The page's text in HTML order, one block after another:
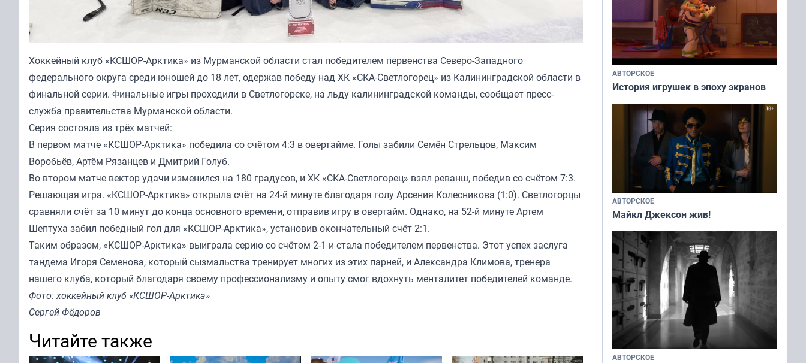
Хоккейный клуб «КСШОР-Арктика» из Мурманской области стал победителем первенства Северо-Западного
федерального округа среди юношей до 18 лет, одержав победу над ХК «СКА-Светлогорец» из Калининградской области в
финальной серии. Финальные игры проходили в Светлогорске, на льду калининградской команды, сообщает пресс-
служба правительства Мурманской области.
Серия состояла из трёх матчей:
В первом матче «КСШОР-Арктика» победила со счётом 4:3 в овертайме. Голы забили Семён Стрельцов, Максим
Воробьёв, Артём Рязанцев и Дмитрий Голуб.
Во втором матче вектор удачи изменился на 180 градусов, и ХК «СКА-Светлогорец» взял реванш, победив со счётом 7:3.
Решающая игра. «КСШОР-Арктика» открыла счёт на 24-й минуте благодаря голу Арсения Колесникова (1:0). Светлогорцы
сравняли счёт за 10 минут до конца основного времени, отправив игру в овертайм. Однако, на 52-й минуте Артем
Шептуха забил победный гол для «КСШОР-Арктика», установив окончательный счёт 2:1.
Таким образом, «КСШОР-Арктика» выиграла серию со счётом 2-1 и стала победителем первенства. Этот успех заслуга
тандема Игоря Семенова, который сызмальства тренирует многих из этих парней, и Александра Климова, тренера
нашего клуба, который благодаря своему профессионализму и опыту смог вдохнуть менталитет победителей команде.
Фото: хоккейный клуб «КСШОР-Арктика»
Сергей Фёдоров
Читайте также
АВТОРСКОЕ
История игрушек в эпоху экранов
АВТОРСКОЕ
Майкл Джексон жив!
АВТОРСКОЕ